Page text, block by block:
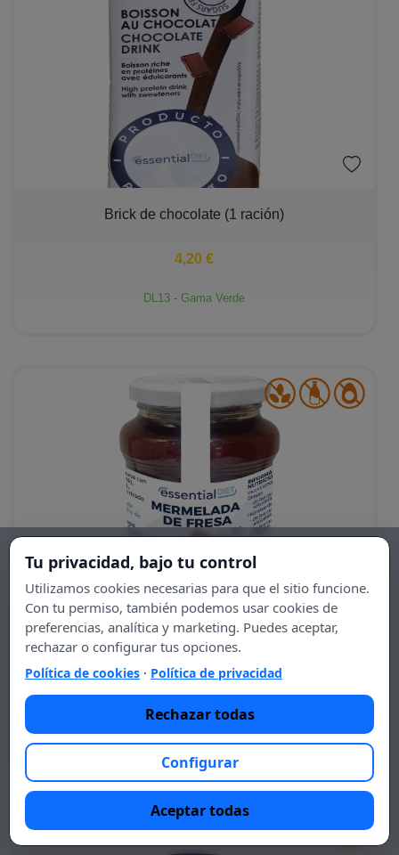
Brick de chocolate (1 ración)
4,20 €
DL13 - Gama Verde
− + Mermelada de fresa
4,50 €
DL24 - Gama Verde
Tu privacidad, bajo tu control
Utilizamos cookies necesarias para que el sitio funcione.
Con tu permiso, también podemos usar cookies de
preferencias, analítica y marketing. Puedes aceptar,
rechazar o configurar tus opciones.
Política de cookies · Política de privacidad
Rechazar todas
Configurar
Aceptar todas